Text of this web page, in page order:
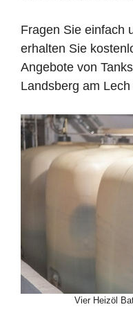
Fragen Sie einfach
erhalten Sie
Angebote von
Landsberg am
Vier Heizöl